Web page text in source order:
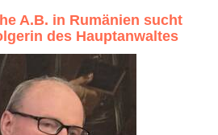
A.B. in Rumänien sucht
des Hauptanwaltes